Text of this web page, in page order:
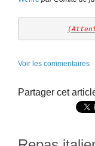
Voir les commentaires
Partager cet